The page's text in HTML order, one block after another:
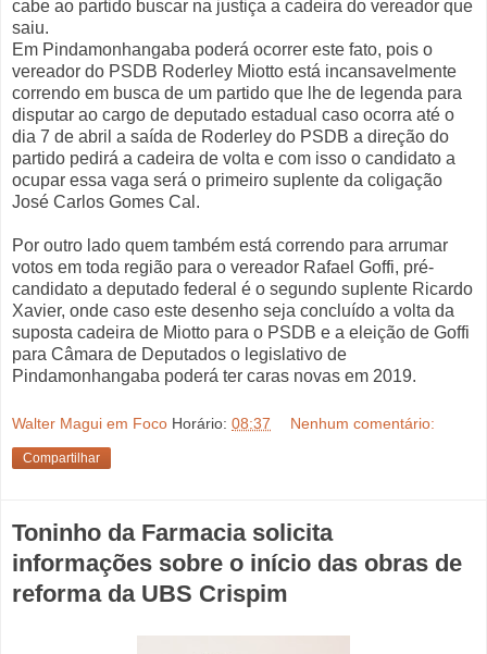
cabe ao partido buscar na justiça a cadeira do vereador que
saiu.
Em Pindamonhangaba poderá ocorrer este fato, pois o
vereador do PSDB Roderley Miotto está incansavelmente
correndo em busca de um partido que lhe de legenda para
disputar ao cargo de deputado estadual caso ocorra até o
dia 7 de abril a saída de Roderley do PSDB a direção do
partido pedirá a cadeira de volta e com isso o candidato a
ocupar essa vaga será o primeiro suplente da coligação
José Carlos Gomes Cal.
Por outro lado quem também está correndo para arrumar
votos em toda região para o vereador Rafael Goffi, pré-
candidato a deputado federal é o segundo suplente Ricardo
Xavier, onde caso este desenho seja concluído a volta da
suposta cadeira de Miotto para o PSDB e a eleição de Goffi
para Câmara de Deputados o legislativo de
Pindamonhangaba poderá ter caras novas em 2019.
Walter Magui em Foco Horário: 08:37 Nenhum comentário:
Compartilhar
Toninho da Farmacia solicita
informações sobre o início das obras de
reforma da UBS Crispim